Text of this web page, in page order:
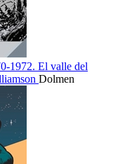
1972. El valle del
Dolmen